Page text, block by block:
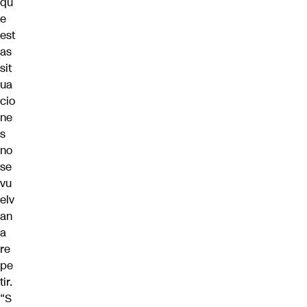
e
est
as
sit
ua
cio
ne
s
no
se
vu
elv
an
a
re
pe
tir.
“S